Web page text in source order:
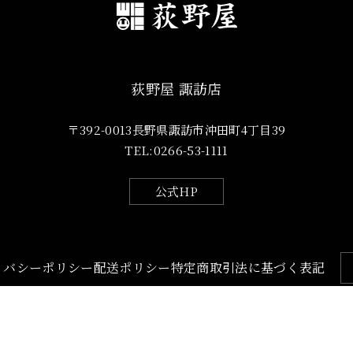
荻野屋 諏訪店
〒392-0013長野県諏訪市沖田町4丁目39
TEL:0266-53-1111
公式HP
バシーポリシー配送ポリシー特定商取引法に基づく表記